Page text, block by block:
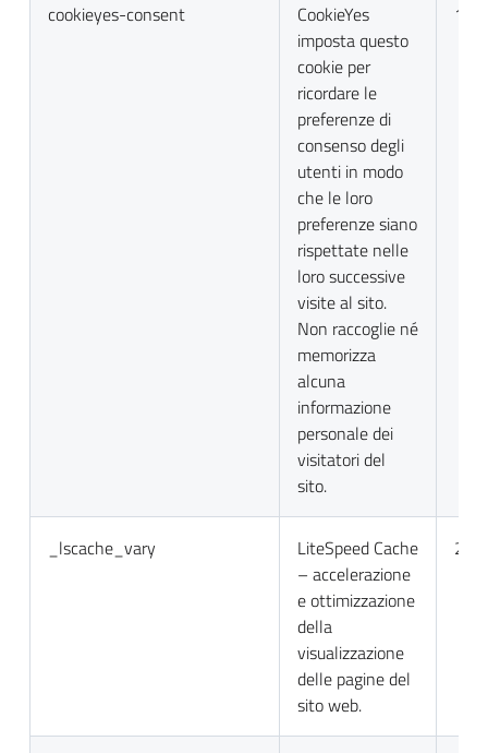
cookieyes-consent
CookieYes
imposta questo
cookie per
ricordare le
preferenze di
consenso degli
utenti in modo
che le loro
preferenze siano
rispettate nelle
loro successive
visite al sito.
Non raccoglie né
memorizza
alcuna
informazione
personale dei
visitatori del
sito.
1
_lscache_vary
LiteSpeed Cache
– accelerazione
e ottimizzazione
della
visualizzazione
delle pagine del
sito web.
2